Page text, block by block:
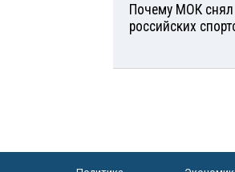
Почему МОК снял
российских